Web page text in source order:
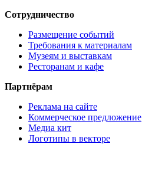
Сотрудничество
Размещение событий
Требования к материалам
Музеям и выставкам
Ресторанам и кафе
Партнёрам
Реклама на сайте
Коммерческое предложение
Медиа кит
Логотипы в векторе